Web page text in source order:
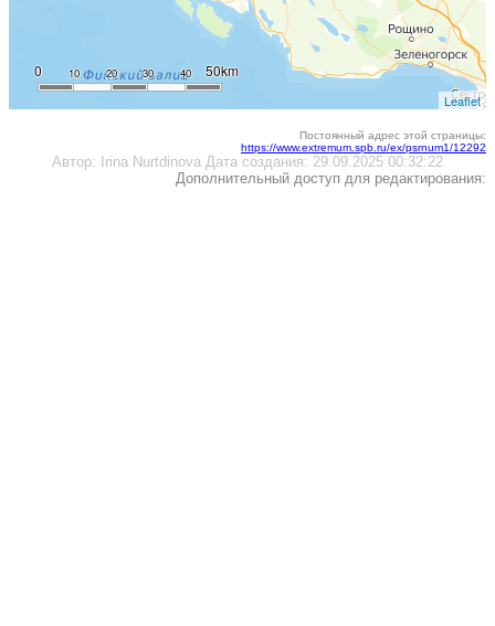
10
0 20 30 40 50km
Leaflet
Постоянный адрес этой страницы:
https://www.extremum.spb.ru/ex/psrnum1/12292
Автор: Irina Nurtdinova Дата создания: 29.09.2025 00:32:22
Дополнительный доступ для редактирования: